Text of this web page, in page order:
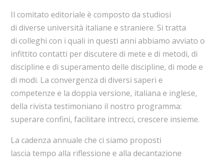
Il comitato editoriale è composto da studiosi
di diverse università italiane e straniere. Si tratta
di colleghi con i quali in questi anni abbiamo avviato o
infittito contatti per discutere di mete e di metodi, di
discipline e di superamento delle discipline, di mode e
di modi. La convergenza di diversi saperi e
competenze e la doppia versione, italiana e inglese,
della rivista testimoniano il nostro programma:
superare confini, facilitare intrecci, crescere insieme.
La cadenza annuale che ci siamo proposti
lascia tempo alla riflessione e alla decantazione